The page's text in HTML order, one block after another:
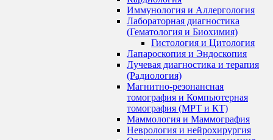
Иммунология и Аллергология
Лабораторная диагностика
(Гематология и Биохимия)
Гистология и Цитология
Лапароскопия и Эндоскопия
Лучевая диагностика и терапия
(Радиология)
Магнитно-резонансная
томография и Компьютерная
томография (МРТ и КТ)
Маммология и Маммография
Неврология и нейрохирургия